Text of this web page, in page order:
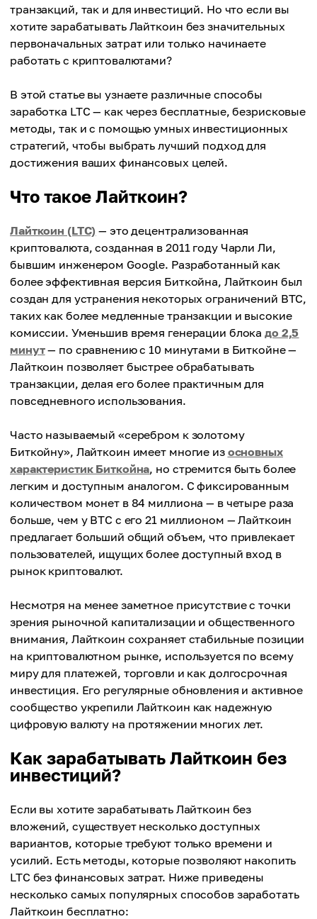
транзакций, так и для инвестиций. Но что если вы
хотите зарабатывать Лайткоин без значительных
первоначальных затрат или только начинаете
работать с криптовалютами?
В этой статье вы узнаете различные способы
заработка LTC — как через бесплатные, безрисковые
методы, так и с помощью умных инвестиционных
стратегий, чтобы выбрать лучший подход для
достижения ваших финансовых целей.
Что такое Лайткоин?
Лайткоин (LTC) — это децентрализованная
криптовалюта, созданная в 2011 году Чарли Ли,
бывшим инженером Google. Разработанный как
более эффективная версия Биткойна, Лайткоин был
создан для устранения некоторых ограничений BTC,
таких как более медленные транзакции и высокие
комиссии. Уменьшив время генерации блокадо 2,5
минут— по сравнению с 10 минутами в Биткойне —
Лайткоин позволяет быстрее обрабатывать
транзакции, делая его более практичным для
повседневного использования.
Часто называемый «серебром к золотому
Биткойну», Лайткоин имеет многие из основных
характеристик Биткойна, но стремится быть более
легким и доступным аналогом. С фиксированным
количеством монет в 84 миллиона — в четыре раза
больше, чем у BTC с его 21 миллионом — Лайткоин
предлагает больший общий объем, что привлекает
пользователей, ищущих более доступный вход в
рынок криптовалют.
Несмотря на менее заметное присутствие с точки
зрения рыночной капитализации и общественного
внимания, Лайткоин сохраняет стабильные позиции
на криптовалютном рынке, используется по всему
миру для платежей, торговли и как долгосрочная
инвестиция. Его регулярные обновления и активное
сообщество укрепили Лайткоин как надежную
цифровую валюту на протяжении многих лет.
Как зарабатывать Лайткоин без
инвестиций?
Если вы хотите зарабатывать Лайткоин без
вложений, существует несколько доступных
вариантов, которые требуют только времени и
усилий. Есть методы, которые позволяют накопить
LTC без финансовых затрат. Ниже приведены
несколько самых популярных способов заработать
Лайткоин бесплатно: